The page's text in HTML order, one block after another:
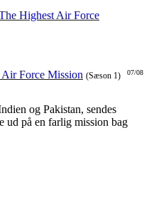
07/08
Air Force Mission (Sæson 1)
og Pakistan, sendes
ud på en farlig mission bag